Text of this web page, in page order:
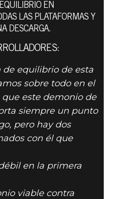
EN
LAS PLATAFORMAS Y
DESCARGA.
de equilibrio de esta
sobre todo en el
este demonio de
siempre un punto
pero hay dos
con él que
en la primera
viable contra